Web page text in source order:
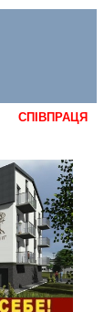
СПІВПРАЦЯ